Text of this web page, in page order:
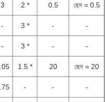
3 2 * 0.5 ছেদ = 0.5
- 3 * - -
- 3 * - -
1.5 * 20 ছেদ = 20
- -
-